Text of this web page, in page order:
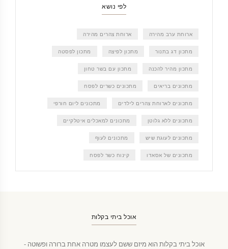
לפי נושא
ארוחת ערב מהירה ארוחת צהרים מהירה
מתכון דג בתנור מתכון לפיצה מתכון לפסטה
מתכון מהיר להכנה מתכון עם בשר טחון
מתכונים בריאים מתכונים כשרים לפסח
מתכונים לארוחת צהרים לילדים מתכונים ליום חורפי
מתכונים ללא גלוטן מתכונים למאכלים איטלקיים
מתכונים לעוגת שיש מתכונים לעוף
מתכונים של אסאדו קינוח כשר לפסח
אוכל ביתי בקלות
אוכל ביתי בקלות הוא מיזם ששם לעצמו מטרה אחת ברורה ופשוטה -